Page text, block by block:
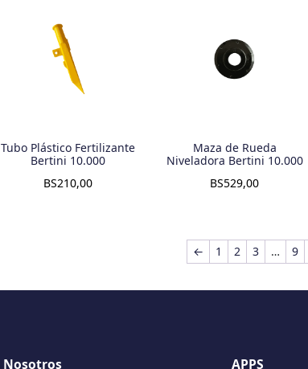
Tubo Plástico Fertilizante
Bertini 10.000
BS210,00
Maza de Rueda
Niveladora Bertini 10.000
BS529,00
← 1 2 3 … 9
Nosotros APPS